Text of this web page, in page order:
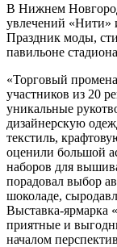
В Нижнем
увлечений «Нити»
Праздник моды,
павильоне
«Торговый
участников из 20
уникальные
дизайнерскую
текстиль,
оценили большой
наборов для
порадовал выбор
шоколаде,
Выставка-ярмарка
приятные и
началом